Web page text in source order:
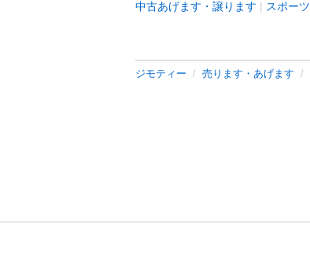
中古あげます・譲ります スポーツ
ジモティー 売ります・あげます